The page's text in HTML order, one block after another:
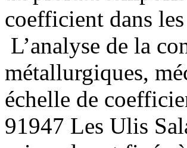
coefficient dans
L’analyse de la
métallurgiques,
échelle de
91947 Les Ulis